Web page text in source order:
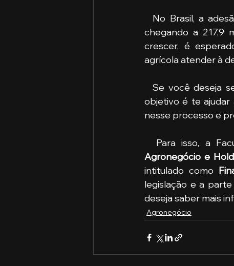
No Brasil, a
chegando a 217,9
crescer, é
agrícola atender à
Se você deseja
objetivo é te
nesse processo e
Para isso, a
Agronegócio e
intitulado como
legislação e a
deseja saber mais
Agronegócio